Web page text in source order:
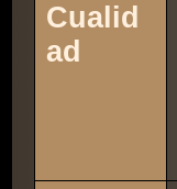
Cualid
ad